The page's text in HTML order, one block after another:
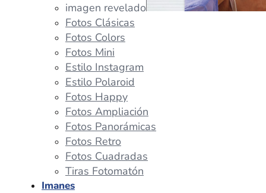
imagen revelado
Fotos Clásicas
Fotos Colors
Fotos Mini
Estilo Instagram
Estilo Polaroid
Fotos Happy
Fotos Ampliación
Fotos Panorámicas
Fotos Retro
Fotos Cuadradas
Tiras Fotomatón
Imanes